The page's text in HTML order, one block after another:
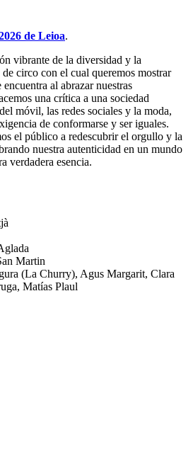
de Leioa.
vibrante de la diversidad y la
circo con el cual queremos mostrar
al abrazar nuestras
una crítica a una sociedad
móvil, las redes sociales y la moda,
de conformarse y ser iguales.
el público a redescubrir el orgullo y la
nuestra autenticidad en un mundo
verdadera esencia.
Martin
(La Churry), Agus Margarit, Clara
Matías Plaul